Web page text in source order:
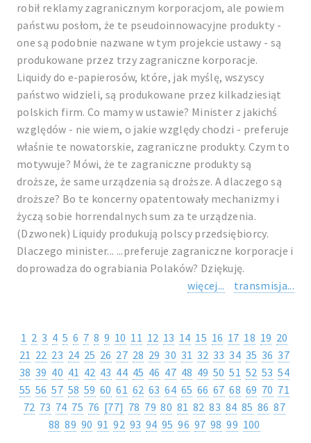
robił reklamy zagranicznym korporacjom, ale powiem
państwu posłom, że te pseudoinnowacyjne produkty -
one są podobnie nazwane w tym projekcie ustawy - są
produkowane przez trzy zagraniczne korporacje.
Liquidy do e-papierosów, które, jak myślę, wszyscy
państwo widzieli, są produkowane przez kilkadziesiąt
polskich firm. Co mamy w ustawie? Minister z jakichś
względów - nie wiem, o jakie względy chodzi - preferuje
właśnie te nowatorskie, zagraniczne produkty. Czym to
motywuje? Mówi, że te zagraniczne produkty są
droższe, że same urządzenia są droższe. A dlaczego są
droższe? Bo te koncerny opatentowały mechanizmy i
życzą sobie horrendalnych sum za te urządzenia.
(Dzwonek) Liquidy produkują polscy przedsiębiorcy.
Dlaczego minister... ...preferuje zagraniczne korporacje i
doprowadza do ograbiania Polaków? Dziękuję.
więcej...
transmisja...
1 2 3 4 5 6 7 8 9 10 11 12 13 14 15 16 17 18 19 20
21 22 23 24 25 26 27 28 29 30 31 32 33 34 35 36 37
38 39 40 41 42 43 44 45 46 47 48 49 50 51 52 53 54
55 56 57 58 59 60 61 62 63 64 65 66 67 68 69 70 71
72 73 74 75 76 [77] 78 79 80 81 82 83 84 85 86 87
88 89 90 91 92 93 94 95 96 97 98 99 100